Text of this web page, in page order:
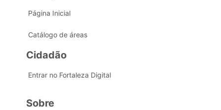
Página Inicial
Catálogo de áreas
Cidadão
Entrar no Fortaleza Digital
Sobre